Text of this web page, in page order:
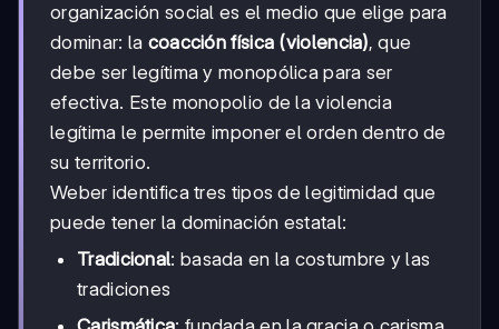
organización social es el medio que elige para
dominar: la coacción física (violencia), que
debe ser legítima y monopólica para ser
efectiva. Este monopolio de la violencia
legítima le permite imponer el orden dentro de
su territorio.
Weber identifica tres tipos de legitimidad que
puede tener la dominación estatal:
Tradicional: basada en la costumbre y las
tradiciones